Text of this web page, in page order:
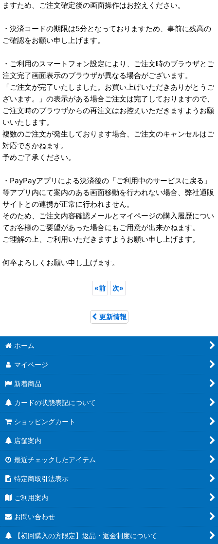
ますため、ご注文確定後の画面操作はお控えください。
・決済コードの期限は5分となっておりますため、事前に残高の
ご確認をお願い申し上げます。
・ご利用のスマートフォン設定により、ご注文時のブラウザとご
注文完了画面表示のブラウザが異なる場合がございます。
「ご注文が完了いたしました。お買い上げいただきありがとうご
ざいます。」の表示がある場合ご注文は完了しておりますので、
ご注文時のブラウザからの再注文はお控えいただきますようお願
いいたします。
複数のご注文が発生しております場合、ご注文のキャンセルはご
対応できかねます。
予めご了承ください。
・PayPayアプリによる決済後の「ご利用中のサービスに戻る」
等アプリ内にて案内のある画面移動を行われない場合、弊社通販
サイトとの連携が正常に行われません。
そのため、ご注文内容確認メールとマイページの購入履歴につい
てお客様のご要望があった場合にもご用意が出来かねます。
ご理解の上、ご利用いただきますようお願い申し上げます。
何卒よろしくお願い申し上げます。
«前 次»
更新情報
ホーム
マイページ
新着商品
カードの状態表記について
ショッピングカート
店舗案内
最近チェックしたアイテム
特定商取引法表示
ご利用案内
お問い合わせ
【初回購入の方限定】返品・返金制度について